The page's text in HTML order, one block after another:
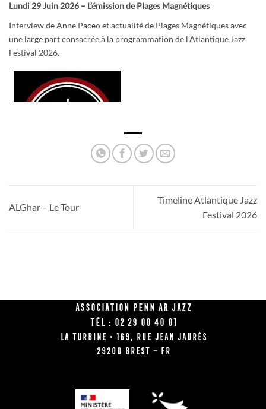
Lundi 29 Juin 2026 – L’émission de Plages Magnétiques
Interview de Anne Paceo et actualité de Plages Magnétiques avec
une large part consacrée à la programmation de l’Atlantique Jazz
Festival 2026.
ALGhar – Le Tour
Timeline Atlantique Jazz
Festival 2026
Association Penn Ar Jazz
Tél : 02 29 00 40 01
La Turbine • 169, rue Jean Jaurès
29200 BREST – FR